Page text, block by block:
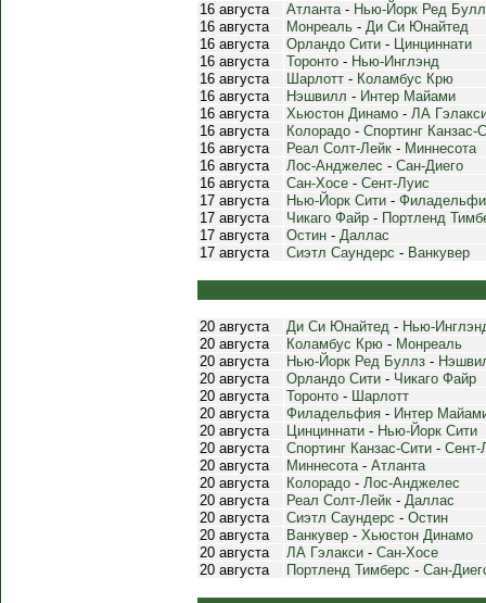
16 августа Атланта- Нью-Йорк Ред
16 августа
Монреаль - Ди Си Юнайтед
16 августа
Орландо Сити - Цинциннати
16 августа
Торонто - Нью-Инглэнд
16 августа
Шарлотт - Коламбус Крю
16 августа
Нэшвилл - Интер Майами
16 августа
Хьюстон Динамо - ЛА
16 августа
Колорадо - Спортинг Канзас-
16 августа
Реал Солт-Лейк - Миннесота
16 августа
Лос-Анджелес - Сан-Диего
16 августа
Сан-Хосе - Сент-Луис
17 августа
Нью-Йорк Сити -
17 августа
Чикаго Файр - Портленд
17 августа
Остин - Даллас
17 августа
Сиэтл Саундерс - Ванкувер
20 августа Ди Си Юнайтед - Нью-
20 августа
Коламбус Крю - Монреаль
20 августа
Нью-Йорк Ред Буллз -
20 августа
Орландо Сити - Чикаго Файр
20 августа
Торонто - Шарлотт
20 августа
Филадельфия - Интер
20 августа
Цинциннати - Нью-Йорк Сити
20 августа
Спортинг Канзас-Сити - Сент-
20 августа
Миннесота- Атланта
20 августа
Колорадо - Лос-Анджелес
20 августа
Реал Солт-Лейк - Даллас
20 августа
Сиэтл Саундерс - Остин
20 августа
Ванкувер - Хьюстон Динамо
20 августа
ЛА Гэлакси - Сан-Хосе
20 августа
Портленд Тимберс - Сан-